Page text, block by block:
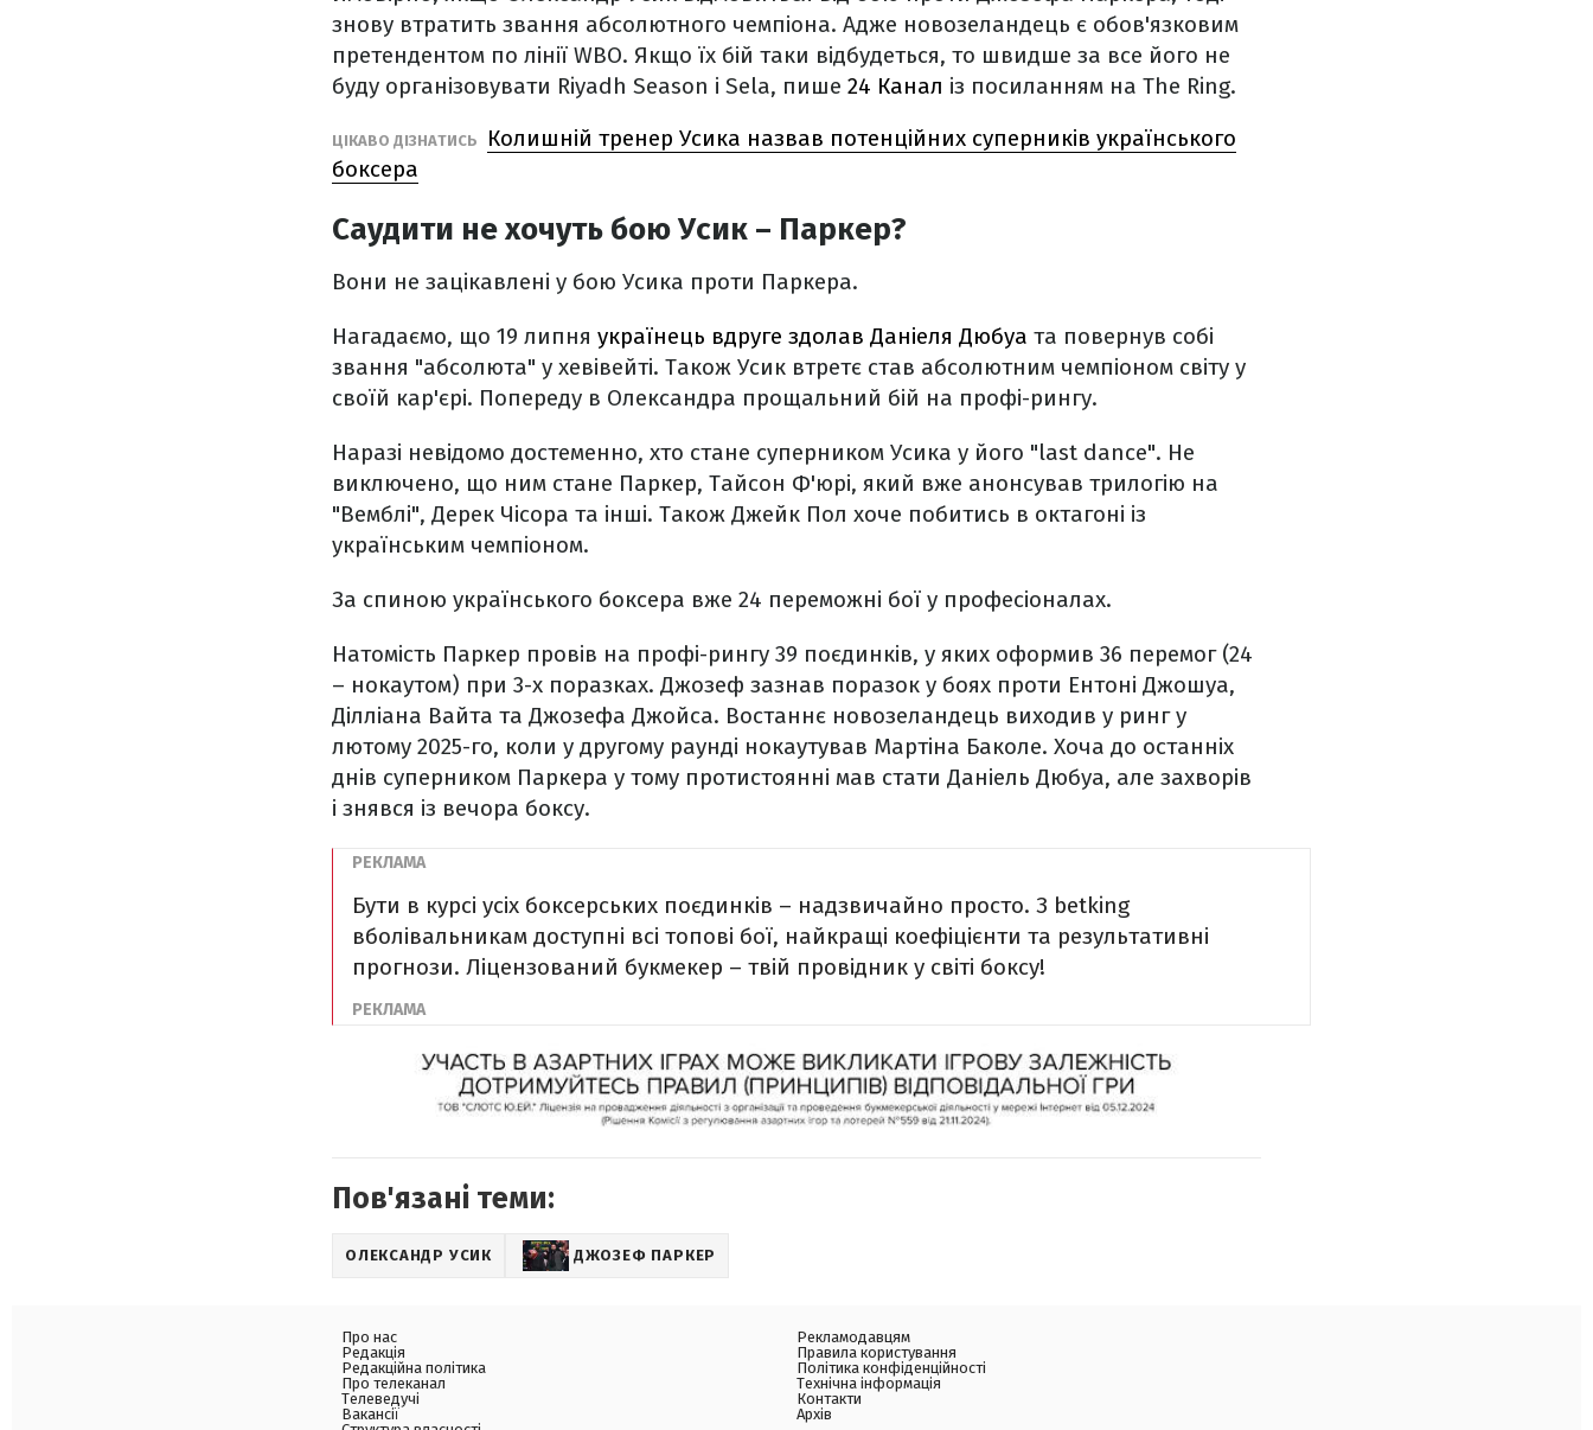
знову втратить звання абсолютного чемпіона. Адже новозеландець є обов'язковим
претендентом по лінії WBO. Якщо їх бій таки відбудеться, то швидше за все його не
буду організовувати Riyadh Season і Sela, пише 24 Канал із посиланням на The Ring.
ЦІКАВО ДІЗНАТИСЬ
Колишній тренер Усика назвав потенційних суперників українського
боксера
Саудити не хочуть бою Усик – Паркер?
Вони не зацікавлені у бою Усика проти Паркера.
Нагадаємо, що 19 липня українець вдруге здолав Даніеля Дюбуа та повернув собі
звання "абсолюта" у хевівейті. Також Усик втретє став абсолютним чемпіоном світу у
своїй кар'єрі. Попереду в Олександра прощальний бій на профі-рингу.
Наразі невідомо достеменно, хто стане суперником Усика у його "last dance". Не
виключено, що ним стане Паркер, Тайсон Ф'юрі, який вже анонсував трилогію на
"Вемблі", Дерек Чісора та інші. Також Джейк Пол хоче побитись в октагоні із
українським чемпіоном.
За спиною українського боксера вже 24 переможні бої у професіоналах.
Натомість Паркер провів на профі-рингу 39 поєдинків, у яких оформив 36 перемог (24
– нокаутом) при 3-х поразках. Джозеф зазнав поразок у боях проти Ентоні Джошуа,
Ділліана Вайта та Джозефа Джойса. Востаннє новозеландець виходив у ринг у
лютому 2025-го, коли у другому раунді нокаутував Мартіна Баколе. Хоча до останніх
днів суперником Паркера у тому протистоянні мав стати Даніель Дюбуа, але захворів
і знявся із вечора боксу.
Бути в курсі усіх боксерських поєдинків – надзвичайно просто. З betking
вболівальникам доступні всі топові бої, найкращі коефіцієнти та результативні
прогнози. Ліцензований букмекер – твій провідник у світі боксу!
Пов'язані теми:
ОЛЕКСАНДР УСИК ДЖОЗЕФ ПАРКЕР
Про нас
Редакція
Редакційна політика
Про телеканал
Телеведучі
Вакансії
Рекламодавцям
Правила користування
Політика конфіденційності
Технічна інформація
Контакти
Архів